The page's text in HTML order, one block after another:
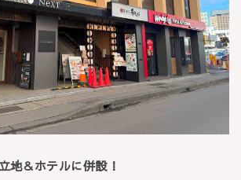
地＆ホテルに併設！